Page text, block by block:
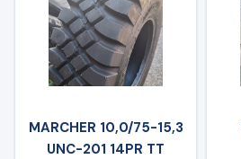
MARCHER 10,0/75-15,3
UNC-201 14PR TT